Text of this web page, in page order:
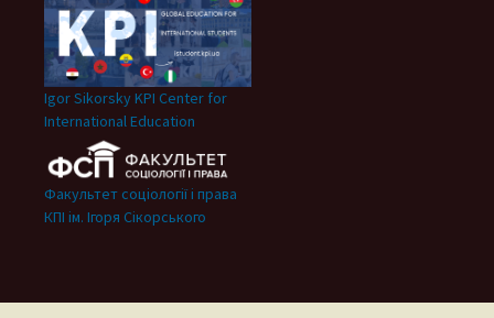
Igor Sikorsky KPI Center for
International Education
Факультет соціології і права
КПІ ім. Ігоря Сікорського